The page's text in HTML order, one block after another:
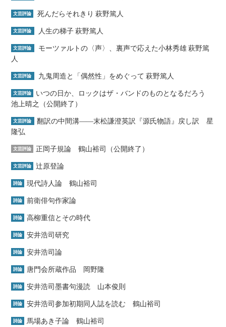
文芸評論 死んだらそれきり 萩野篤人
文芸評論 人生の梯子 萩野篤人
文芸評論
モーツァルトの〈声〉、裏声で応えた小林秀雄 萩野篤
人
文芸評論 九鬼周造と「偶然性」をめぐって 萩野篤人
文芸評論
いつの日か、ロックはザ・バンドのものとなるだろう
池上晴之（公開終了）
文芸評論
翻訳の中間溝――末松謙澄英訳『源氏物語』戻し訳 星
隆弘
文芸評論 正岡子規論 鶴山裕司（公開終了）
文芸評論 辻原登論
詩論 現代詩人論 鶴山裕司
詩論 前衛俳句作家論
詩論 高柳重信とその時代
詩論 安井浩司研究
詩論 安井浩司論
詩論 唐門会所蔵作品 岡野隆
詩論 安井浩司墨書句漫読 山本俊則
詩論 安井浩司参加初期同人誌を読む 鶴山裕司
詩論 馬場あき子論 鶴山裕司